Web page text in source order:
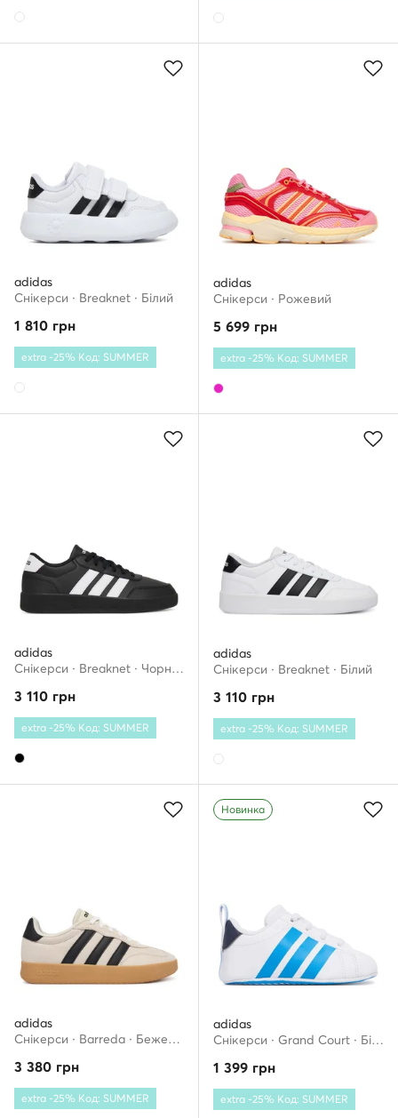
adidas
Снікерcи · Breaknet · Білий
1 810 грн
extra -25% Код: SUMMER
adidas
Снікерcи · Рожевий
5 699 грн
extra -25% Код: SUMMER
adidas
Снікерcи · Breaknet · Чорний
3 110 грн
extra -25% Код: SUMMER
adidas
Снікерcи · Breaknet · Білий
3 110 грн
extra -25% Код: SUMMER
adidas
Снікерcи · Barreda · Бежевий
3 380 грн
extra -25% Код: SUMMER
Новинка
adidas
Снікерcи · Grand Court · Білий
1 399 грн
extra -25% Код: SUMMER